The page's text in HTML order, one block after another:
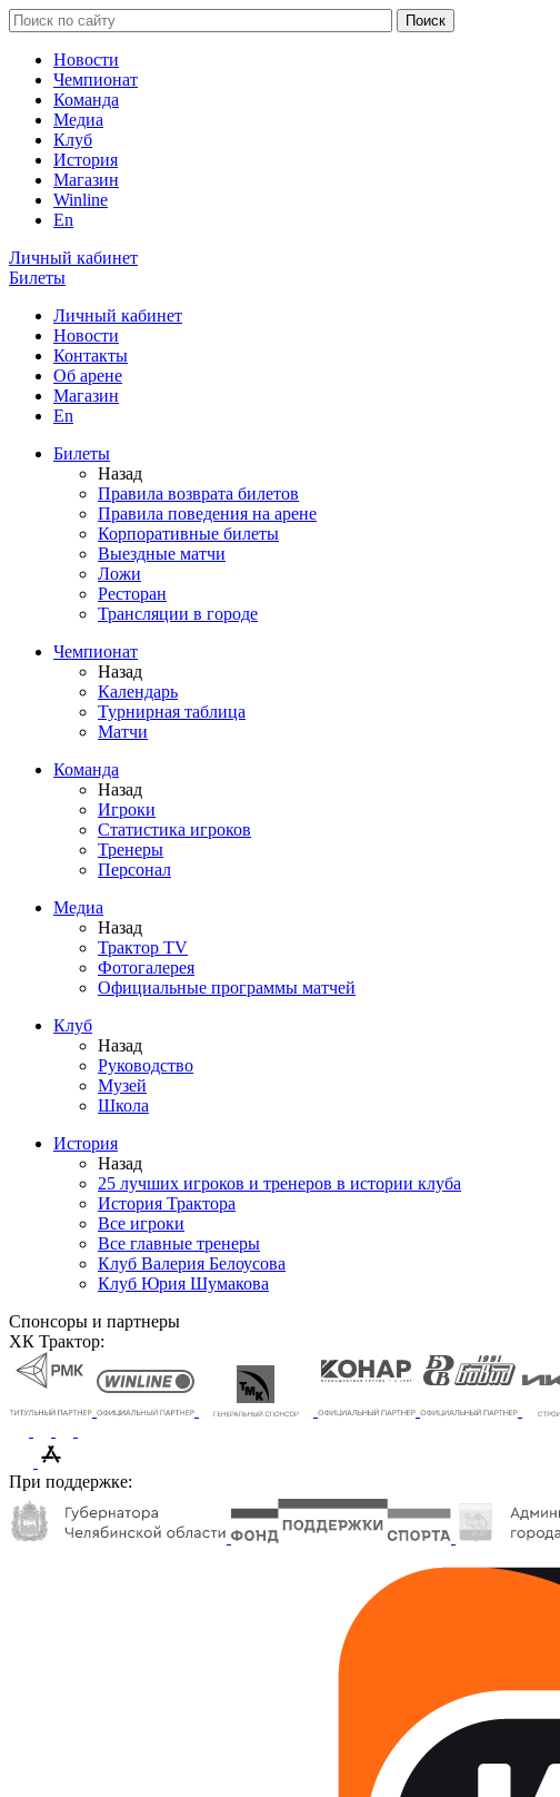
Новости
Чемпионат
Команда
Медиа
Клуб
История
Магазин
Winline
En
Личный кабинет
Билеты
Личный кабинет
Новости
Контакты
Об арене
Магазин
En
Билеты
Назад
Правила возврата билетов
Правила поведения на арене
Корпоративные билеты
Выездные матчи
Ложи
Ресторан
Трансляции в городе
Чемпионат
Назад
Календарь
Турнирная таблица
Матчи
Команда
Назад
Игроки
Статистика игроков
Тренеры
Персонал
Медиа
Назад
Трактор TV
Фотогалерея
Официальные программы матчей
Клуб
Назад
Руководство
Музей
Школа
История
Назад
25 лучших игроков и тренеров в истории клуба
История Трактора
Все игроки
Все главные тренеры
Клуб Валерия Белоусова
Клуб Юрия Шумакова
Спонсоры и партнеры
ХК Трактор:
При поддержке: